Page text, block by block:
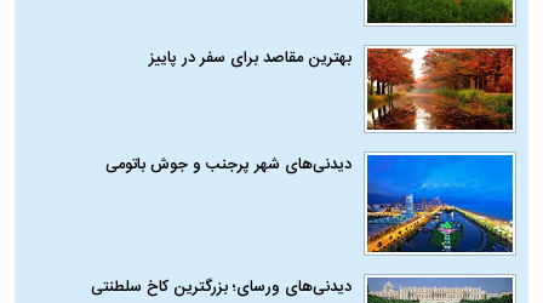
بهترین مقاصد برای سفر در پاییز
دیدنی‌های شهر پرجنب و جوش باتومی
دیدنی‌های ورسای؛ بزرگترین کاخ سلطنتی